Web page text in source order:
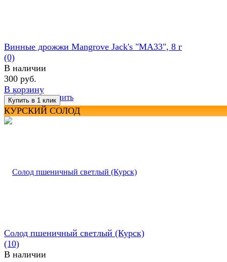
избранное сравнить
Винные дрожжи Mangrove Jack's "MA33", 8 г
(0)
В наличии
300 руб.
В корзину
КУРСКИЙ СОЛОД
Солод пшеничный светлый (Курск)
(10)
В наличии